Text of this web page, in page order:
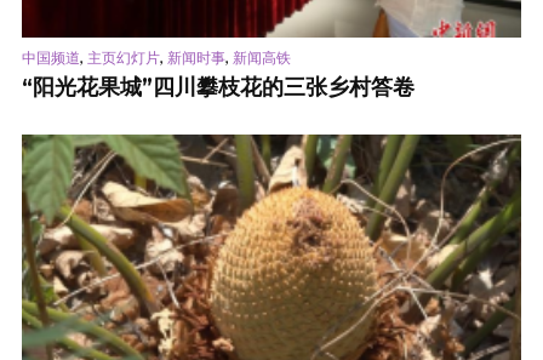
中国频道, 主页幻灯片, 新闻时事, 新闻高铁
“阳光花果城”四川攀枝花的三张乡村答卷